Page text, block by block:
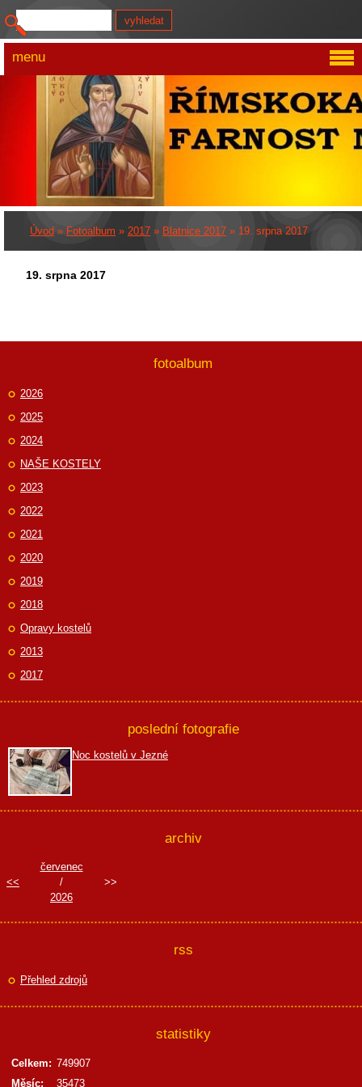
Úvod » Fotoalbum » 2017 » Blatnice 2017 » 19. srpna 2017
19. srpna 2017
menu
fotoalbum
2026
2025
2024
NAŠE KOSTELY
2023
2022
2021
2020
2019
2018
Opravy kostelů
2013
2017
poslední fotografie
Noc kostelů v Jezné
archiv
<<
červenec
/
2026
>>
rss
Přehled zdrojů
statistiky
Celkem: 749907
Měsíc:
35473